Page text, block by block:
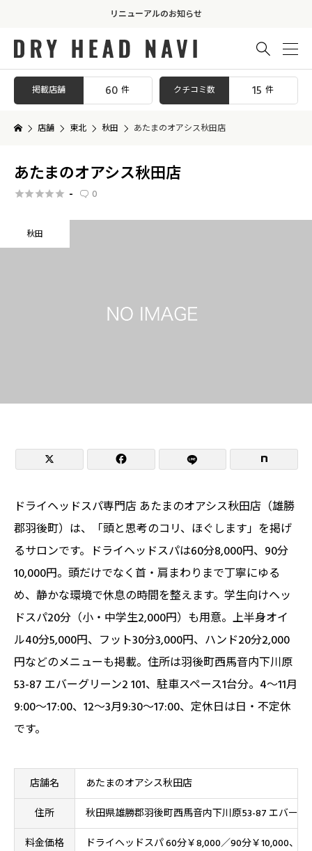
リニューアルのお知らせ

掲載店舗 60 件 クチコミ数 15 件
店舗 東北 秋田 あたまのオアシス秋田店
あたまのオアシス秋田店
 -  0
秋田
 
ドライヘッドスパ専門店 あたまのオアシス秋田店（雄勝
郡羽後町）は、「頭と思考のコリ、ほぐします」を掲げ
るサロンです。ドライヘッドスパは60分8,000円、90分
10,000円。頭だけでなく首・肩まわりまで丁寧にゆる
め、静かな環境で休息の時間を整えます。学生向けヘッ
ドスパ20分（小・中学生2,000円）も用意。上半身オイ
ル40分5,000円、フット30分3,000円、ハンド20分2,000
円などのメニューも掲載。住所は羽後町西馬音内下川原
53-87 エバーグリーン2 101、駐車スペース1台分。4〜11月
9:00〜17:00、12〜3月9:30〜17:00、定休日は日・不定休
です。
店舗名 あたまのオアシス秋田店
住所 秋田県雄勝郡羽後町西馬音内下川原53-87 エバーグ
料金価格 ドライヘッドスパ 60分￥8,000／90分￥10,000、